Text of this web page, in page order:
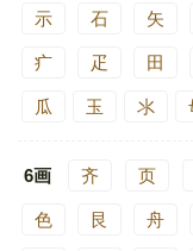
示 石 矢
疒 疋 田
瓜 玉 氺
6画 齐 页
色 艮 舟